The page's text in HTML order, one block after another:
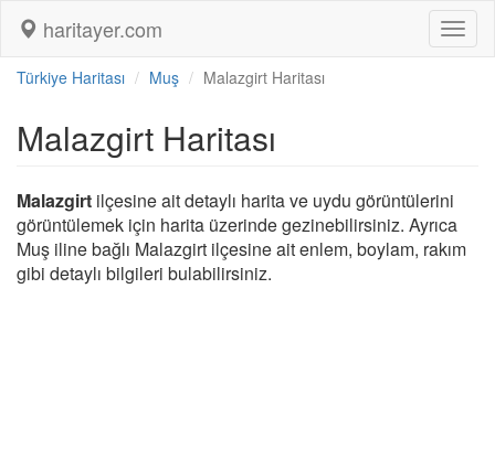
haritayer.com
Türkiye Haritası Muş Malazgirt Haritası
Malazgirt Haritası
Malazgirt ilçesine ait detaylı harita ve uydu görüntülerini
görüntülemek için harita üzerinde gezinebilirsiniz. Ayrıca
Muş iline bağlı Malazgirt ilçesine ait enlem, boylam, rakım
gibi detaylı bilgileri bulabilirsiniz.